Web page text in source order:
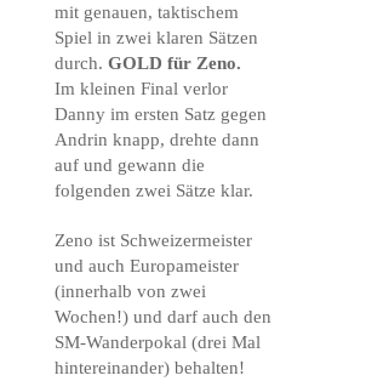
mit genauen, taktischem
Spiel in zwei klaren Sätzen
durch. GOLD für Zeno.
Im kleinen Final verlor
Danny im ersten Satz gegen
Andrin knapp, drehte dann
auf und gewann die
folgenden zwei Sätze klar.
Zeno ist Schweizermeister
und auch Europameister
(innerhalb von zwei
Wochen!) und darf auch den
SM-Wanderpokal (drei Mal
hintereinander) behalten!